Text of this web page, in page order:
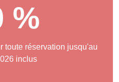
%
toute réservation jusqu'au
inclus